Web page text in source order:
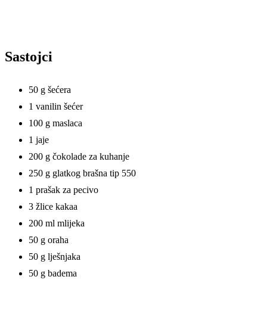
Sastojci
50 g šećera
1 vanilin šećer
100 g maslaca
1 jaje
200 g čokolade za kuhanje
250 g glatkog brašna tip 550
1 prašak za pecivo
3 žlice kakaa
200 ml mlijeka
50 g oraha
50 g lješnjaka
50 g badema